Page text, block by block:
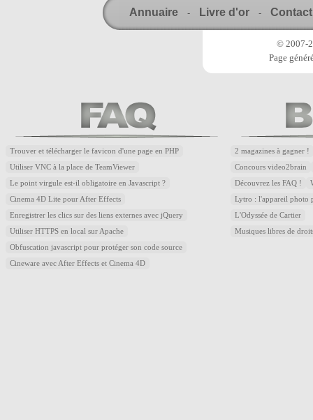
Annuaire - Livre d'or - Contact
© 2007-
Page
Trouver et télécharger le favicon d'une page en PHP
Utiliser VNC à la place de TeamViewer
Le point virgule est-il obligatoire en Javascript ?
Cinema 4D Lite pour After Effects
Enregistrer les clics sur des liens externes avec jQuery
Utiliser HTTPS en local sur Apache
Obfuscation javascript pour protéger son code source
Cineware avec After Effects et Cinema 4D
2 magazines à gagner !
Concours video2brain
Découvrez les FAQ !
Lytro : l'appareil photo
L'Odyssée de Cartier
Musiques libres de